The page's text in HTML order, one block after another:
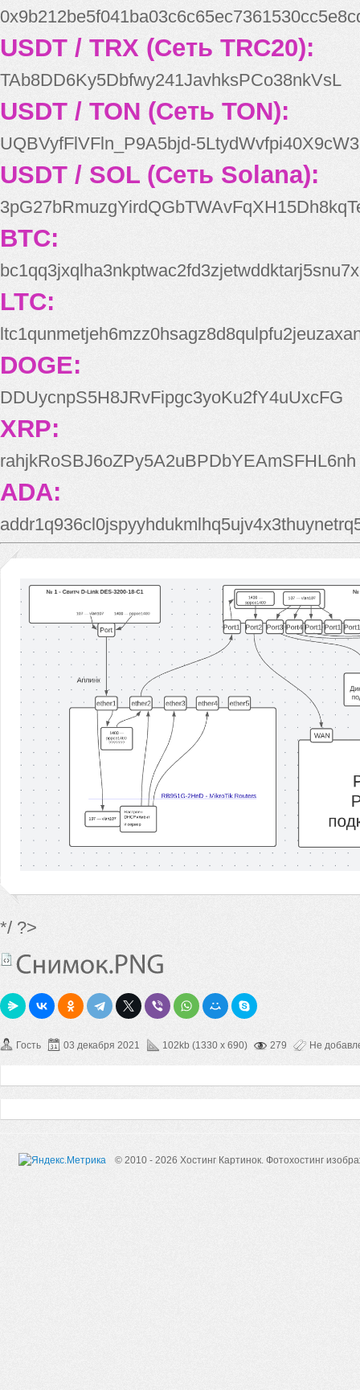
USDT / TRX (Сеть TRC20):
TAb8DD6Ky5Dbfwy241JavhksPCo38nkVsL
USDT / TON (Сеть TON):
UQBVyfFlVFln_P9A5bjd-
USDT / SOL (Сеть Solana):
BTC:
bc1qq3jxqlha3nkptwac2fd3zjetwddktarj5snu7x
LTC:
DOGE:
DDUycnpS5H8JRvFipgc3yoKu2fY4uUxcFG
XRP:
rahjkRoSBJ6oZPy5A2uBPDbYEAmSFHL6nh
ADA:
*/ ?>
Гость 03 декабря 2021 102kb (1330 x 690) 279 Не
© 2010 - 2026 Хостинг Картинок. Фотохостинг